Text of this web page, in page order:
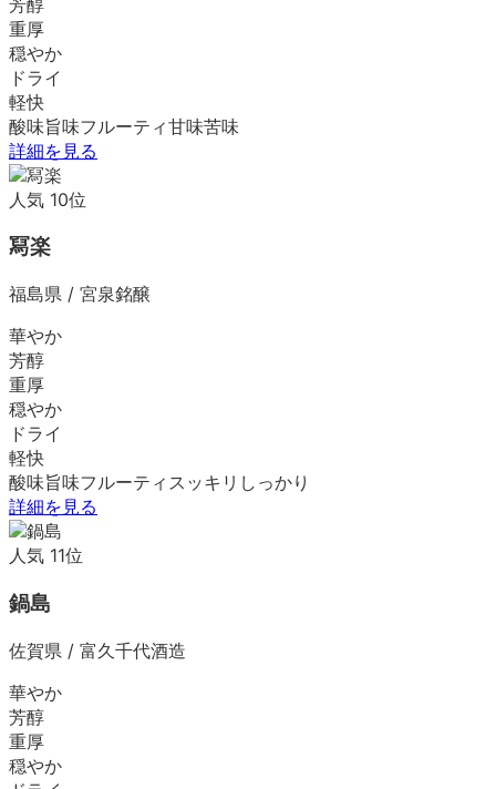
重厚
穏やか
ドライ
軽快
酸味旨味フルーティ甘味苦味
詳細を見る
人気 10位
冩楽
福島県 / 宮泉銘醸
華やか
芳醇
重厚
穏やか
ドライ
軽快
酸味旨味フルーティ スッキリ しっかり
詳細を見る
人気 11位
鍋島
佐賀県 / 富久千代酒造
華やか
芳醇
重厚
穏やか